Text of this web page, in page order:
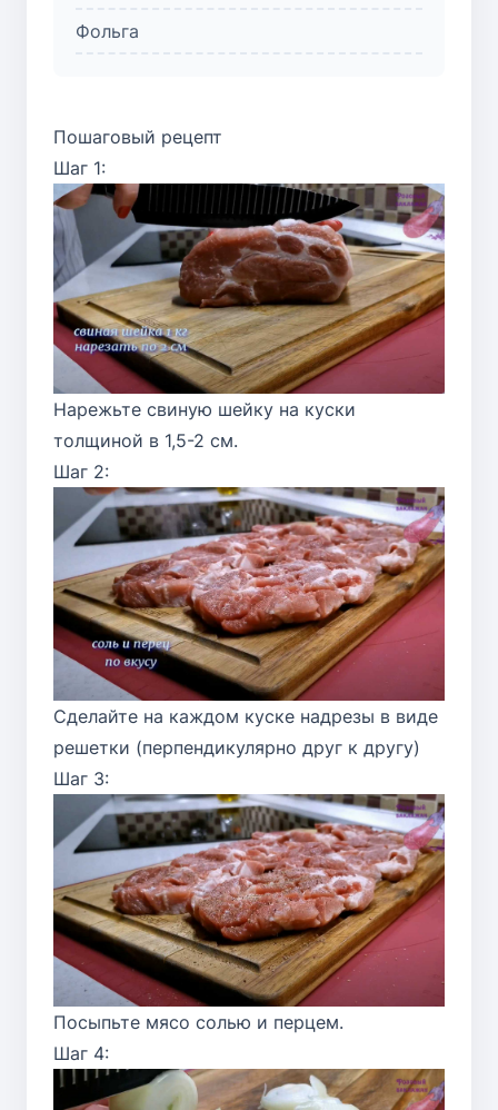
Фольга
Пошаговый рецепт
Шаг 1:
Нарежьте свиную шейку на куски
толщиной в 1,5-2 см.
Шаг 2:
Сделайте на каждом куске надрезы в виде
решетки (перпендикулярно друг к другу)
Шаг 3:
Посыпьте мясо солью и перцем.
Шаг 4: